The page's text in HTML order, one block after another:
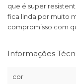
que é super
fica linda por muito
compromisso com
Informações
cor